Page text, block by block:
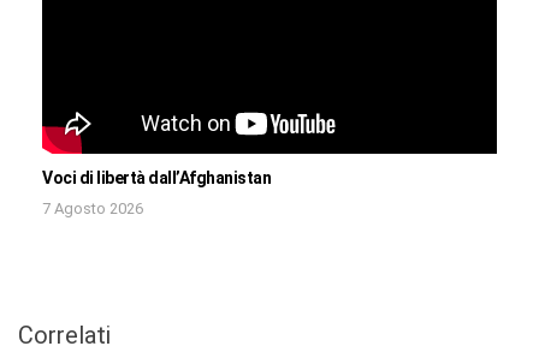
Voci di libertà dall’Afghanistan
7 Agosto 2026
Correlati